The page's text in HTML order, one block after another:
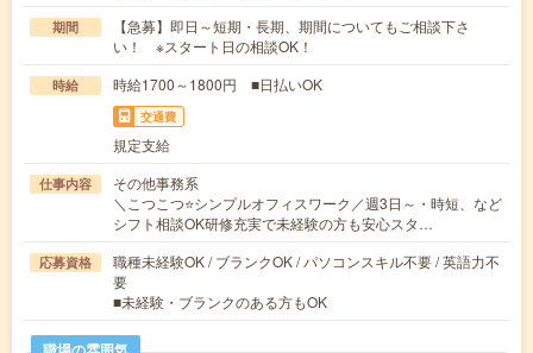
期間
【急募】即日～短期・長期、期間についてもご相談下さ
い！ ※スタート日の相談OK！
時給 時給1700～1800円 ■日払いOK
交通費
規定支給
仕事内容
その他事務系
＼こつこつ⭐シンプルオフィスワーク／週3日～・時短、など
シフト相談OK研修充実で未経験の方も安心スタ…
応募資格
職種未経験OK / ブランクOK / パソコンスキル不要 / 英語力不
要
■未経験・ブランクのある方もOK